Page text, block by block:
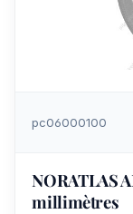
pc06000100
NORATLAS
millimètres